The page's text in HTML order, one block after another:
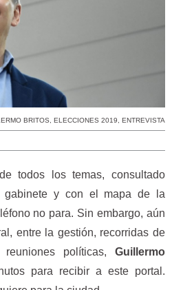
BRITOS, ELECCIONES 2019, ENTREVISTA
todos los temas, consultado
gabinete y con el mapa de la
no para. Sin embargo, aún
entre la gestión, recorridas de
políticas, Guillermo
para recibir a este portal.